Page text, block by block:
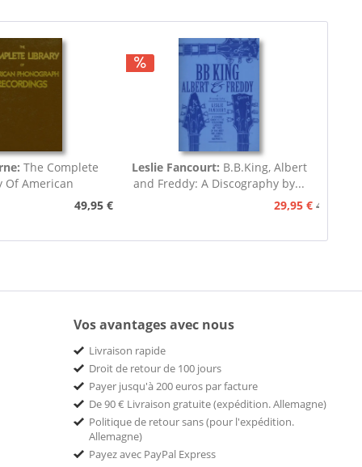
The Complete
Of American
49,95 €
Leslie Fancourt: B.B.King, Albert
and Freddy: A Discography by...
29,95 € 49,95 €
Vos avantages avec nous
Livraison rapide
Droit de retour de 100 jours
Payer jusqu'à 200 euros par facture
De 90 € Livraison gratuite (expédition. Allemagne)
Politique de retour sans (pour l'expédition.
Allemagne)
Payez avec PayPal Express